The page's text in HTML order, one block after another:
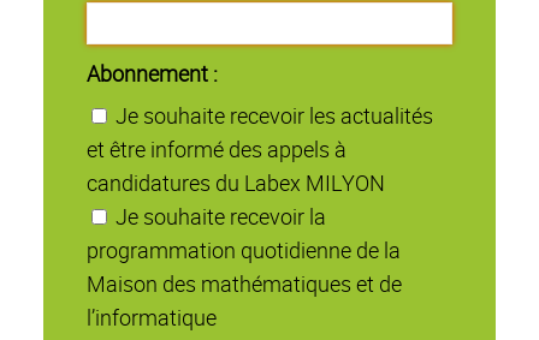
Abonnement :
Je souhaite recevoir les actualités
et être informé des appels à
candidatures du Labex MILYON
Je souhaite recevoir la
programmation quotidienne de la
Maison des mathématiques et de
l’informatique